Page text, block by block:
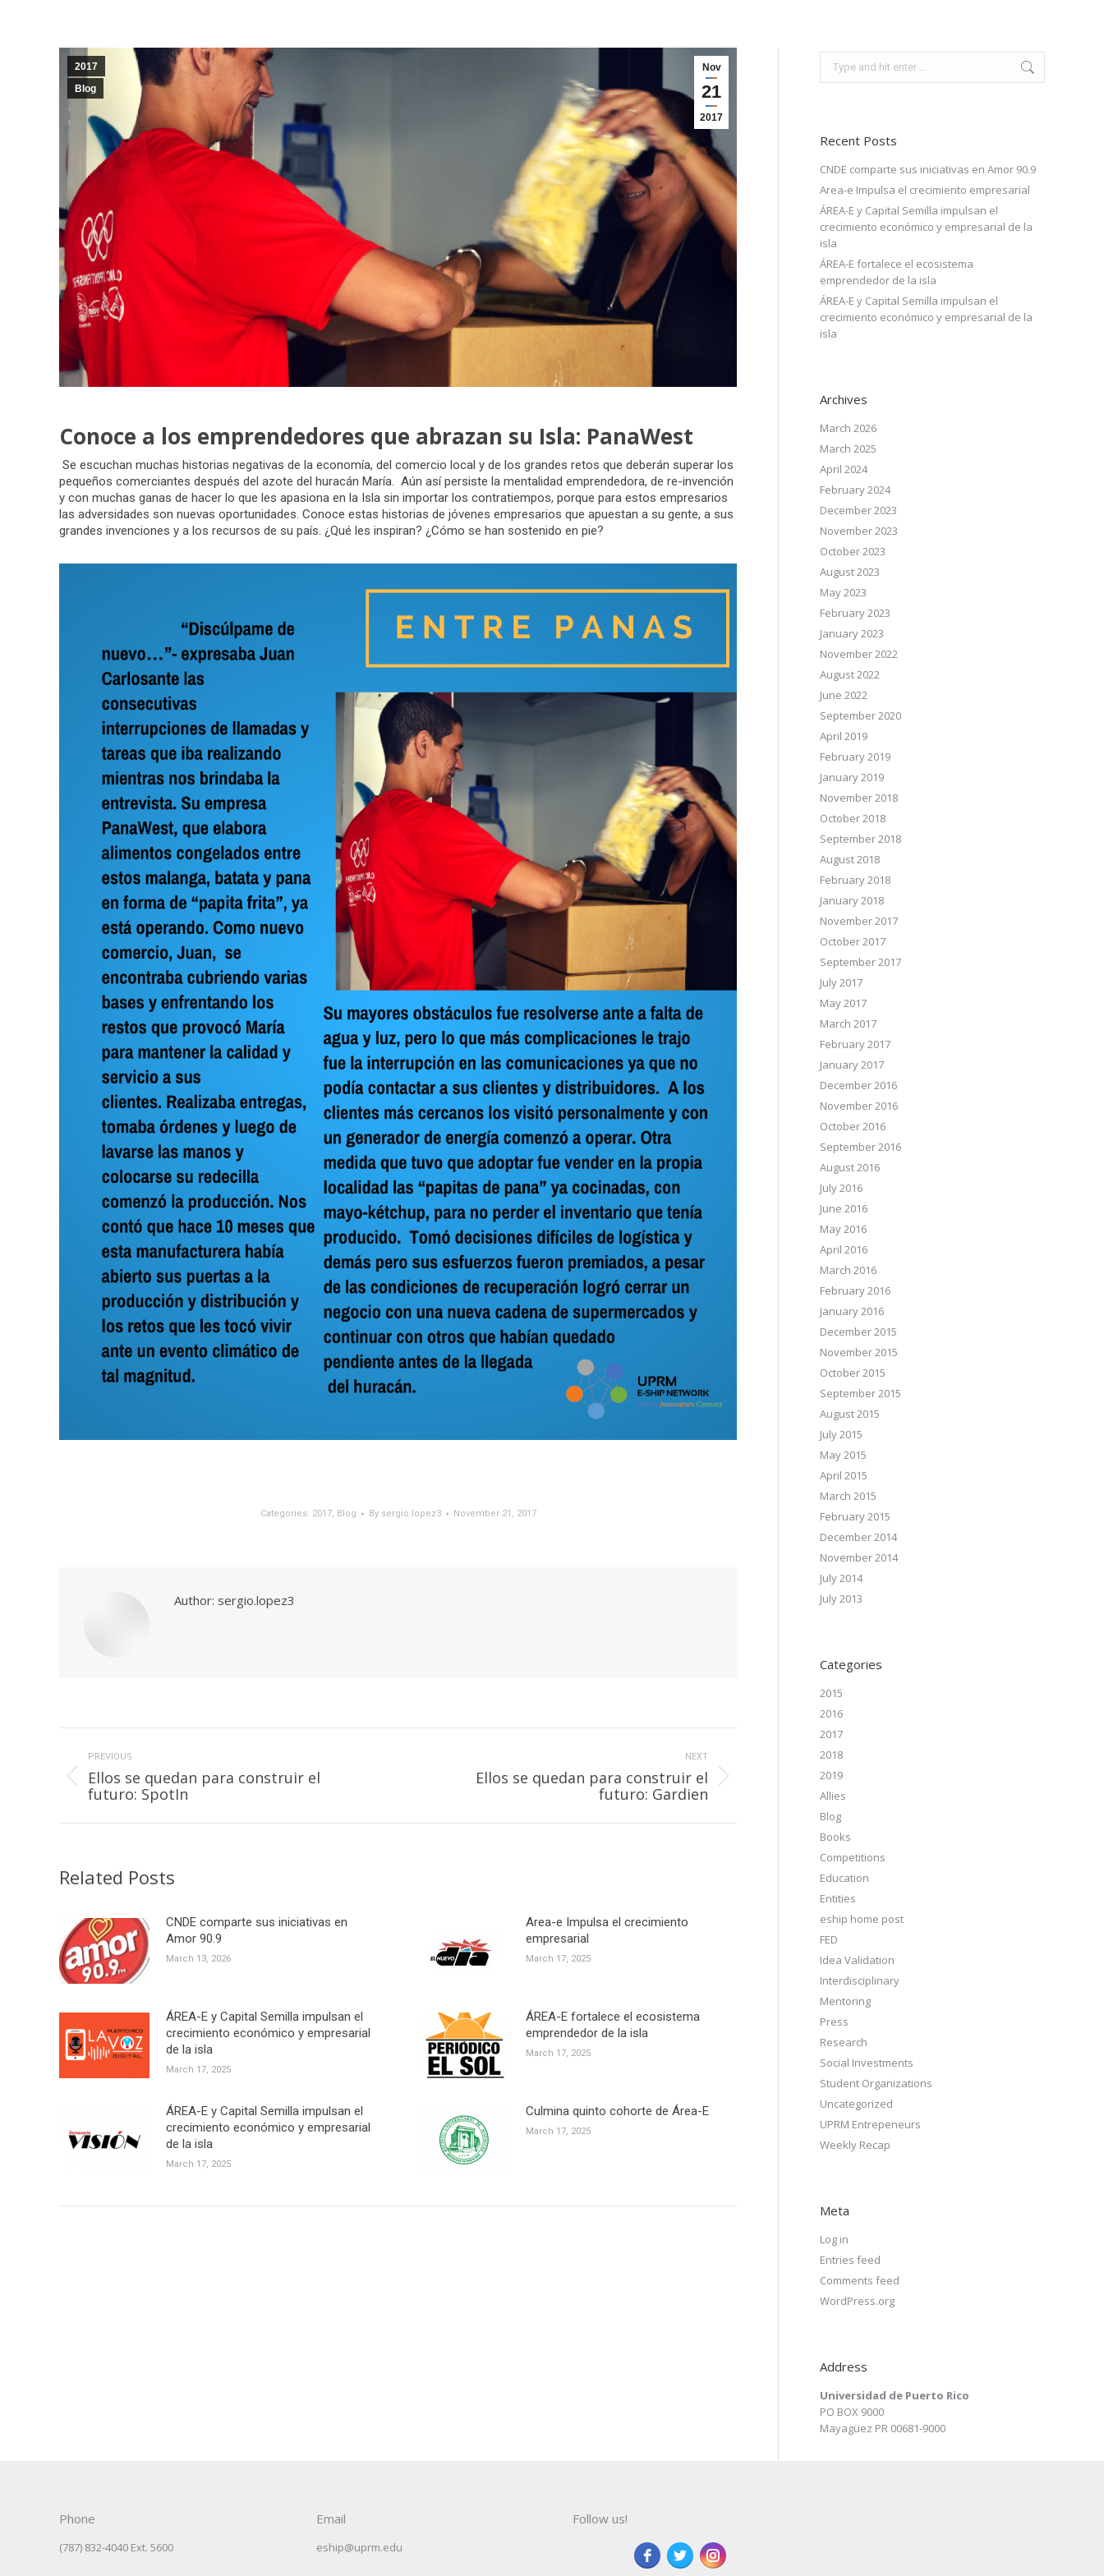
Nov
21
2017
2017
Blog
Conoce a los emprendedores que abrazan su Isla: PanaWest
Se escuchan muchas historias negativas de la economía, del comercio local y de los grandes retos que deberán superar los
pequeños comerciantes después del azote del huracán María. Aún así persiste la mentalidad emprendedora, de re-invención
y con muchas ganas de hacer lo que les apasiona en la Isla sin importar los contratiempos, porque para estos empresarios
las adversidades son nuevas oportunidades. Conoce estas historias de jóvenes empresarios que apuestan a su gente, a sus
grandes invenciones y a los recursos de su país. ¿Qué les inspiran? ¿Cómo se han sostenido en pie?
Categories: 2017, Blog By sergio.lopez3 November 21, 2017
Author: sergio.lopez3
navigation
PREVIOUS
Previous
post:
Ellos se quedan para construir el
futuro: SpotIn
NEXT
Ellos se quedan para construir el
futuro: Gardien
Related Posts
CNDE comparte sus iniciativas en
Amor 90.9
March 13, 2026
Area-e Impulsa el crecimiento
empresarial
March 17, 2025
ÁREA-E y Capital Semilla impulsan el
crecimiento económico y empresarial
de la isla
March 17, 2025
ÁREA-E fortalece el ecosistema
emprendedor de la isla
March 17, 2025
ÁREA-E y Capital Semilla impulsan el
crecimiento económico y empresarial
de la isla
March 17, 2025
Culmina quinto cohorte de Área-E
March 17, 2025
Recent Posts
CNDE comparte sus iniciativas en Amor 90.9
Area-e Impulsa el crecimiento empresarial
ÁREA-E y Capital Semilla impulsan el
crecimiento económico y empresarial de la
isla
ÁREA-E fortalece el ecosistema
emprendedor de la isla
ÁREA-E y Capital Semilla impulsan el
crecimiento económico y empresarial de la
isla
Archives
March 2026
March 2025
April 2024
February 2024
December 2023
November 2023
October 2023
August 2023
May 2023
February 2023
January 2023
November 2022
August 2022
June 2022
September 2020
April 2019
February 2019
January 2019
November 2018
October 2018
September 2018
August 2018
February 2018
January 2018
November 2017
October 2017
September 2017
July 2017
May 2017
March 2017
February 2017
January 2017
December 2016
November 2016
October 2016
September 2016
August 2016
July 2016
June 2016
May 2016
April 2016
March 2016
February 2016
January 2016
December 2015
November 2015
October 2015
September 2015
August 2015
July 2015
May 2015
April 2015
March 2015
February 2015
December 2014
November 2014
July 2014
July 2013
Categories
2015
2016
2017
2018
2019
Allies
Blog
Books
Competitions
Education
Entities
eship home post
FED
Idea Validation
Interdisciplinary
Mentoring
Press
Research
Social Investments
Student Organizations
Uncategorized
UPRM Entrepeneurs
Weekly Recap
Meta
Log in
Entries feed
Comments feed
WordPress.org
Address
Universidad de Puerto Rico
PO BOX 9000
Mayagüez PR 00681-9000
Phone
(787) 832-4040 Ext. 5600
Email
eship@uprm.edu
Follow us!